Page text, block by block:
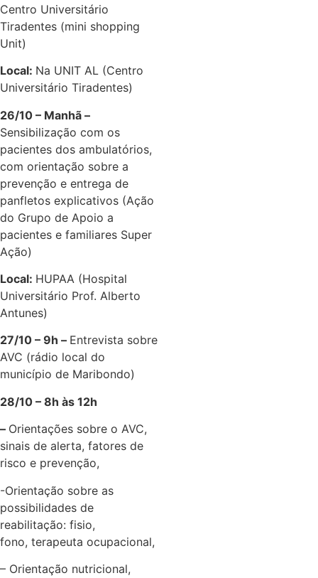
Centro Universitário
Tiradentes (mini shopping
Unit)
Local: Na UNIT AL (Centro
Universitário Tiradentes)
26/10 – Manhã –
Sensibilização com os
pacientes dos ambulatórios,
com orientação sobre a
prevenção e entrega de
panfletos explicativos (Ação
do Grupo de Apoio a
pacientes e familiares Super
Ação)
Local: HUPAA (Hospital
Universitário Prof. Alberto
Antunes)
27/10 – 9h – Entrevista sobre
AVC (rádio local do
município de Maribondo)
28/10 – 8h às 12h
– Orientações sobre o AVC,
sinais de alerta, fatores de
risco e prevenção,
-Orientação sobre as
possibilidades de
reabilitação: fisio,
fono, terapeuta ocupacional,
– Orientação nutricional,